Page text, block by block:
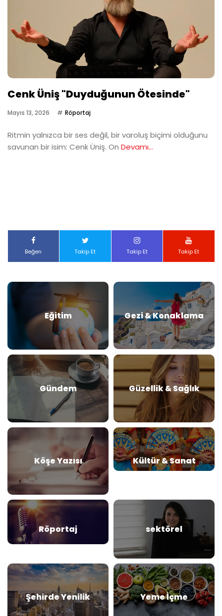
Cenk Üniş "Duyduğunun Ötesinde"
Mayıs 13, 2026 Röportaj
Ritmin yalnızca bir ses değil, bir varoluş biçimi olduğunu
savunan bir isim: Cenk Üniş. On Devamı...
Beğen Takip Et Takip Et Takip Et
Eğitim Gezi & Konaklama
Gündem Güzellik & Sağlık
Köşe Yazısı Kültür & Sanat
Röportaj sektörel
Şehirde Yenilik Yeme İçme